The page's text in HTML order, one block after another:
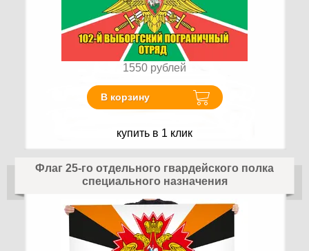
1550 рублей
В корзину
купить в 1 клик
Флаг 25-го отдельного гвардейского полка
специального назначения